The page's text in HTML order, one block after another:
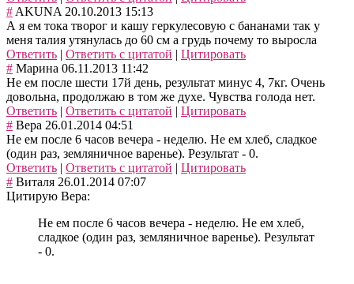
# AKUNA 20.10.2013 15:13
А я ем тока творог и кашу геркулесовую с бананами так у
меня талия утянулась до 60 см а грудь почему то выросла
Ответить | Ответить с цитатой | Цитировать
# Марина 06.11.2013 11:42
Не ем после шести 17й день, результат минус 4, 7кг. Очень
довольна, продолжаю в том же духе. Чувства голода нет.
Ответить | Ответить с цитатой | Цитировать
# Вера 26.01.2014 04:51
Не ем после 6 часов вечера - неделю. Не ем хлеб, сладкое
(один раз, земляничное варенье). Результат - 0.
Ответить | Ответить с цитатой | Цитировать
# Виталя 26.01.2014 07:07
Цитирую Вера:
Не ем после 6 часов вечера - неделю. Не ем хлеб,
сладкое (один раз, земляничное варенье). Результат
- 0.